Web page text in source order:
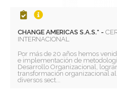
CHANGE AMERICAS S.A.S.* -
INTERNACIONAL
Por más de 20 años hemos
e implementación de
Desarrollo Organizacional,
transformación organizacional
diversos sect...